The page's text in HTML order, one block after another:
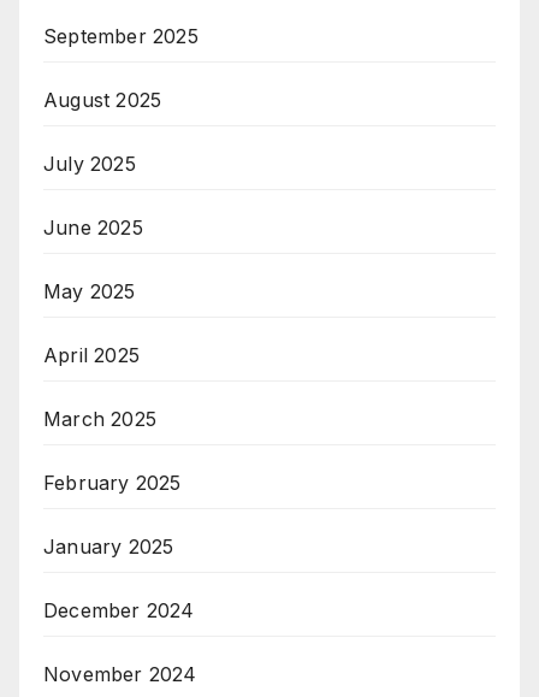
September 2025
August 2025
July 2025
June 2025
May 2025
April 2025
March 2025
February 2025
January 2025
December 2024
November 2024